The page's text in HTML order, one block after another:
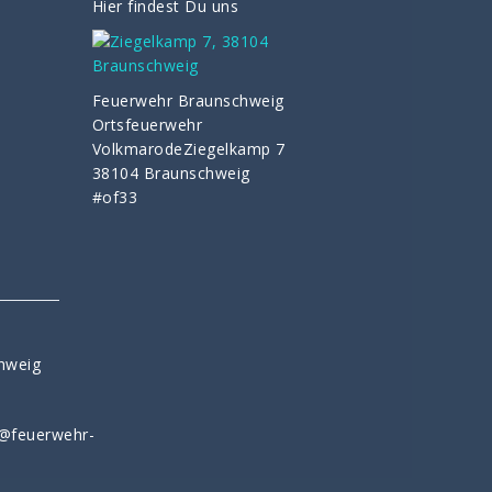
Hier findest Du uns
Feuerwehr Braunschweig
Ortsfeuerwehr
VolkmarodeZiegelkamp 7
38104 Braunschweig
#of33